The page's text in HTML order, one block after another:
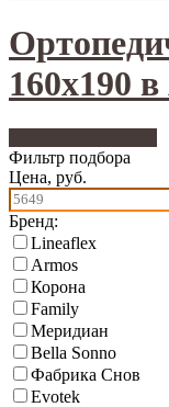
160х190
Фильтр подбора
Цена, руб.
Бренд:
Lineaflex
Armos
Корона
Family
Меридиан
Bella Sonno
Фабрика Снов
Еvotek